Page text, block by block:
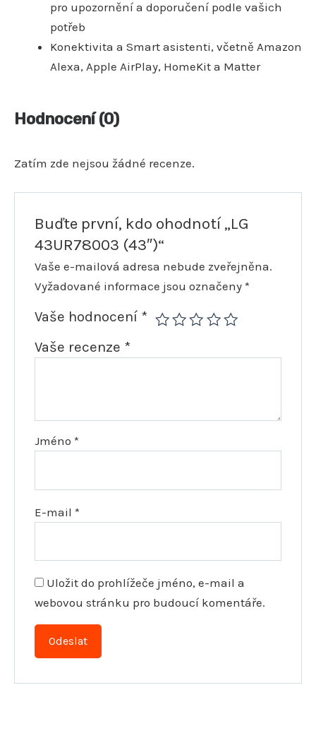
pro upozornění a doporučení podle vašich
potřeb
Konektivita a Smart asistenti, včetně Amazon
Alexa, Apple AirPlay, HomeKit a Matter
Hodnocení (0)
Zatím zde nejsou žádné recenze.
Buďte první, kdo ohodnotí „LG
43UR78003 (43″)“
Vaše e-mailová adresa nebude zveřejněna.
Vyžadované informace jsou označeny*
Vaše hodnocení *
Vaše recenze *
Jméno*
E-mail*
Uložit do prohlížeče jméno, e-mail a
webovou stránku pro budoucí komentáře.